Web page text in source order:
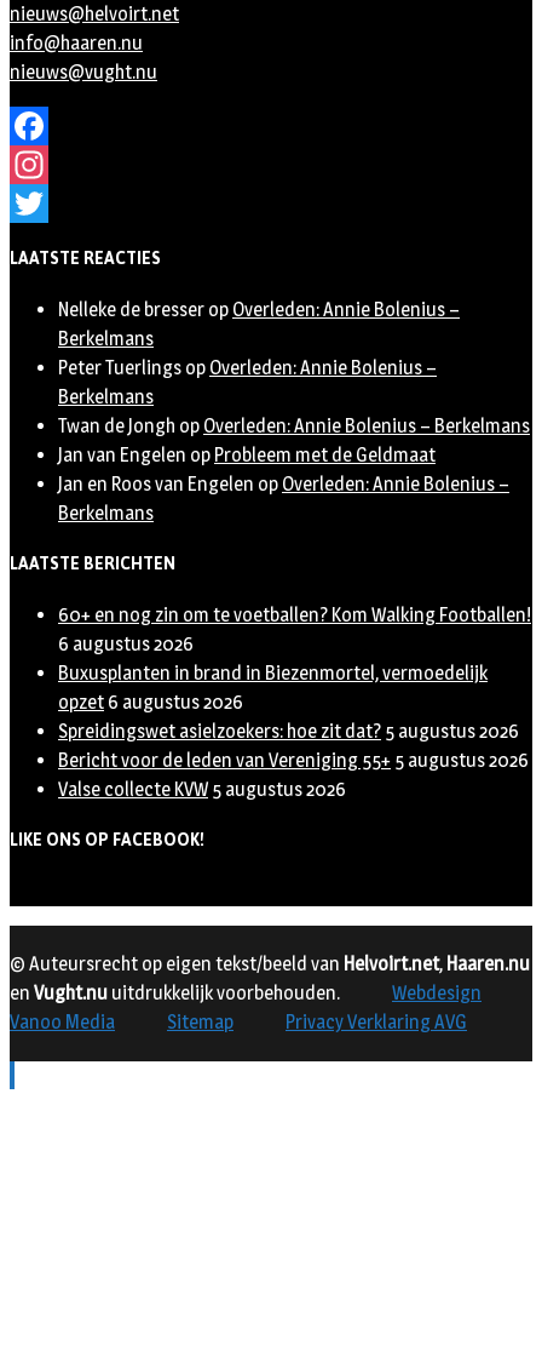
nieuws@helvoirt.net
info@haaren.nu
nieuws@vught.nu
Facebook
Instagram
LAATSTE REACTIES
Nelleke de bresser op Overleden: Annie Bolenius –
Berkelmans
Peter Tuerlings op Overleden: Annie Bolenius –
Berkelmans
Twan de Jongh op Overleden: Annie Bolenius – Berkelmans
Jan van Engelen op Probleem met de Geldmaat
Jan en Roos van Engelen op Overleden: Annie Bolenius –
Berkelmans
LAATSTE BERICHTEN
60+ en nog zin om te voetballen? Kom Walking Footballen!
6 augustus 2026
Buxusplanten in brand in Biezenmortel, vermoedelijk
opzet 6 augustus 2026
Spreidingswet asielzoekers: hoe zit dat? 5 augustus 2026
Bericht voor de leden van Vereniging 55+ 5 augustus 2026
Valse collecte KVW 5 augustus 2026
LIKE ONS OP FACEBOOK!
© Auteursrecht op eigen tekst/beeld van Helvoirt.net, Haaren.nu
en Vught.nu uitdrukkelijk voorbehouden.
Webdesign
Vanoo Media
Sitemap Privacy Verklaring AVG